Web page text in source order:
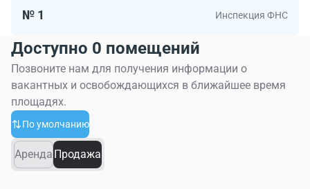
№ 1 Инспекция ФНС
Доступно 0 помещений
Позвоните нам для получения информации о
вакантных и освобождающихся в ближайшее время
площадях.
По умолчанию
Аренда Продажа